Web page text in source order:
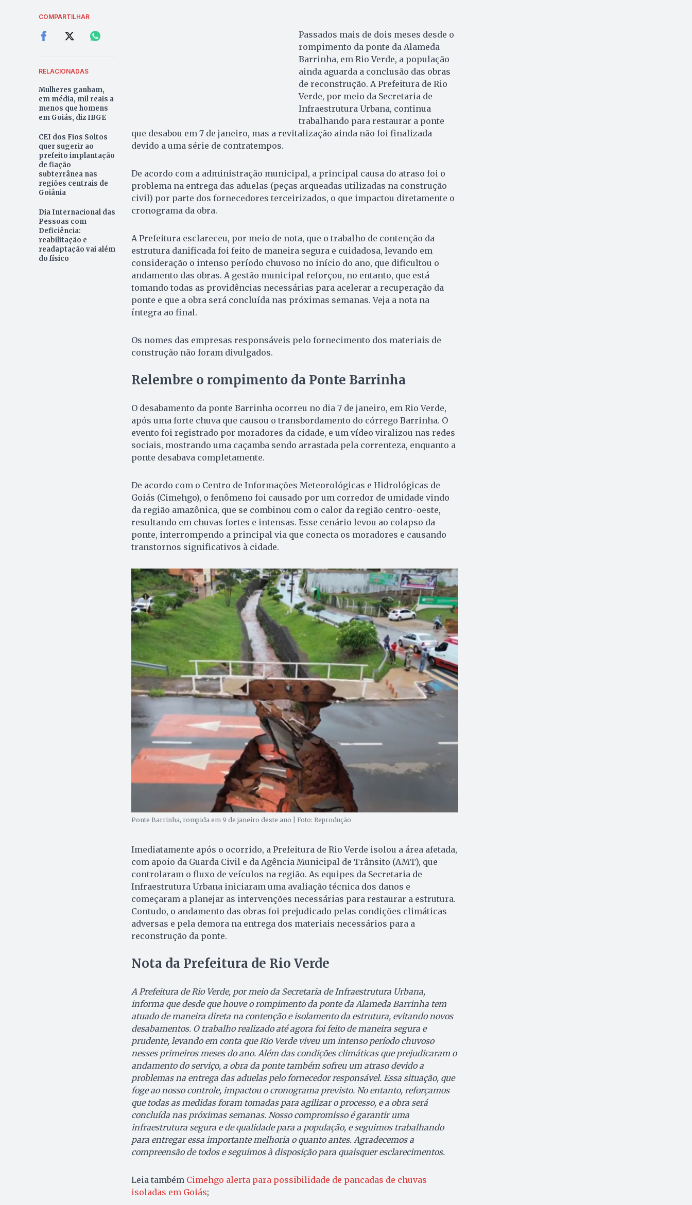
COMPARTILHAR
RELACIONADAS
Mulheres ganham,
em média, mil reais a
menos que homens
em Goiás, diz IBGE
CEI dos Fios Soltos
quer sugerir ao
prefeito implantação
de fiação
subterrânea nas
regiões centrais de
Goiânia
Dia Internacional das
Pessoas com
Deficiência:
reabilitação e
readaptação vai além
do físico
Passados mais de dois meses desde o
rompimento da ponte da Alameda
Barrinha, em Rio Verde, a população
ainda aguarda a conclusão das obras
de reconstrução. A Prefeitura de Rio
Verde, por meio da Secretaria de
Infraestrutura Urbana, continua
trabalhando para restaurar a ponte
que desabou em 7 de janeiro, mas a revitalização ainda não foi finalizada
devido a uma série de contratempos.
De acordo com a administração municipal, a principal causa do atraso foi o
problema na entrega das aduelas (peças arqueadas utilizadas na construção
civil) por parte dos fornecedores terceirizados, o que impactou diretamente o
cronograma da obra.
A Prefeitura esclareceu, por meio de nota, que o trabalho de contenção da
estrutura danificada foi feito de maneira segura e cuidadosa, levando em
consideração o intenso período chuvoso no início do ano, que dificultou o
andamento das obras. A gestão municipal reforçou, no entanto, que está
tomando todas as providências necessárias para acelerar a recuperação da
ponte e que a obra será concluída nas próximas semanas. Veja a nota na
íntegra ao final.
Os nomes das empresas responsáveis pelo fornecimento dos materiais de
construção não foram divulgados.
Relembre o rompimento da Ponte Barrinha
O desabamento da ponte Barrinha ocorreu no dia 7 de janeiro, em Rio Verde,
após uma forte chuva que causou o transbordamento do córrego Barrinha. O
evento foi registrado por moradores da cidade, e um vídeo viralizou nas redes
sociais, mostrando uma caçamba sendo arrastada pela correnteza, enquanto a
ponte desabava completamente.
De acordo com o Centro de Informações Meteorológicas e Hidrológicas de
Goiás (Cimehgo), o fenômeno foi causado por um corredor de umidade vindo
da região amazônica, que se combinou com o calor da região centro-oeste,
resultando em chuvas fortes e intensas. Esse cenário levou ao colapso da
ponte, interrompendo a principal via que conecta os moradores e causando
transtornos significativos à cidade.
Ponte Barrinha, rompida em 9 de janeiro deste ano | Foto: Reprodução
Imediatamente após o ocorrido, a Prefeitura de Rio Verde isolou a área afetada,
com apoio da Guarda Civil e da Agência Municipal de Trânsito (AMT), que
controlaram o fluxo de veículos na região. As equipes da Secretaria de
Infraestrutura Urbana iniciaram uma avaliação técnica dos danos e
começaram a planejar as intervenções necessárias para restaurar a estrutura.
Contudo, o andamento das obras foi prejudicado pelas condições climáticas
adversas e pela demora na entrega dos materiais necessários para a
reconstrução da ponte.
Nota da Prefeitura de Rio Verde
A Prefeitura de Rio Verde, por meio da Secretaria de Infraestrutura Urbana,
informa que desde que houve o rompimento da ponte da Alameda Barrinha tem
atuado de maneira direta na contenção e isolamento da estrutura, evitando novos
desabamentos. O trabalho realizado até agora foi feito de maneira segura e
prudente, levando em conta que Rio Verde viveu um intenso período chuvoso
nesses primeiros meses do ano. Além das condições climáticas que prejudicaram o
andamento do serviço, a obra da ponte também sofreu um atraso devido a
problemas na entrega das aduelas pelo fornecedor responsável. Essa situação, que
foge ao nosso controle, impactou o cronograma previsto. No entanto, reforçamos
que todas as medidas foram tomadas para agilizar o processo, e a obra será
concluída nas próximas semanas. Nosso compromisso é garantir uma
infraestrutura segura e de qualidade para a população, e seguimos trabalhando
para entregar essa importante melhoria o quanto antes. Agradecemos a
compreensão de todos e seguimos à disposição para quaisquer esclarecimentos.
Leia também Cimehgo alerta para possibilidade de pancadas de chuvas
isoladas em Goiás;